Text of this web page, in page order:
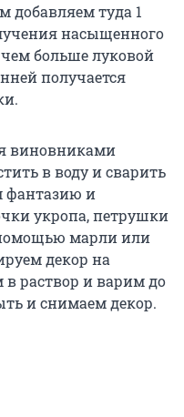
добавляем туда 1
насыщенного
больше луковой
получается
виновниками
в воду и сварить
фантазию и
укропа, петрушки
марли или
декор на
в раствор и варим до
и снимаем декор.